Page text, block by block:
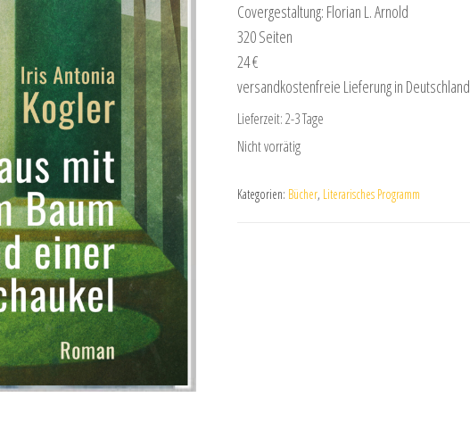
Covergestaltung: Florian L. Arnold
320 Seiten
24 €
versandkostenfreie Lieferung in Deutschland
Lieferzeit:2-3 Tage
Nicht vorrätig
Kategorien: Bücher, Literarisches Programm